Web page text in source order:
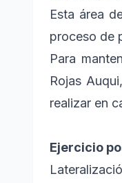
Esta área
proceso de
Para
Rojas
realizar en
Ejercicio